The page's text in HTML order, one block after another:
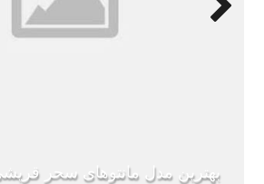
بهترین مدل مانتوهای سحر قریشی